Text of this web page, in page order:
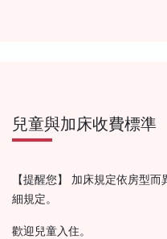
兒童與加床收費標準
【提醒您】 加床規定依房型
細規定。
歡迎兒童入住。